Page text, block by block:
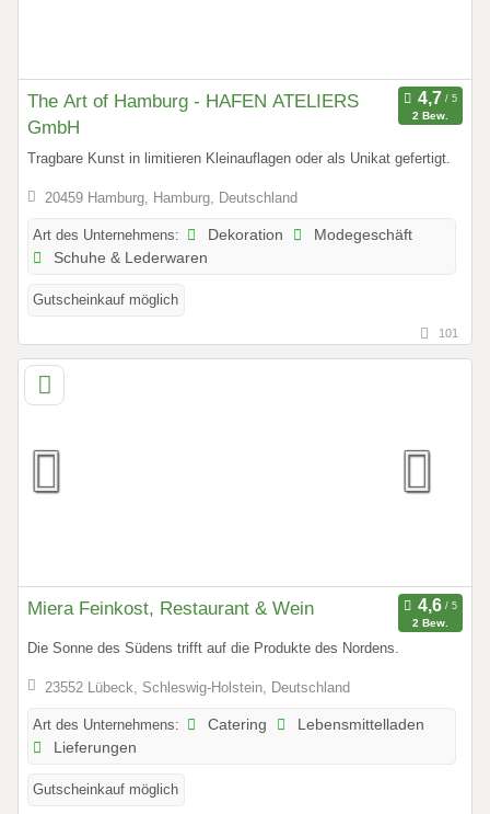
The Art of Hamburg - HAFEN ATELIERS
GmbH
2 Bew.
Tragbare Kunst in limitieren Kleinauflagen oder als Unikat gefertigt.
20459 Hamburg, Hamburg, Deutschland
Art des Unternehmens: Dekoration
Modegeschäft
Schuhe & Lederwaren
Gutscheinkauf möglich
101
Miera Feinkost, Restaurant & Wein
2 Bew.
Die Sonne des Südens trifft auf die Produkte des Nordens.
23552 Lübeck, Schleswig-Holstein, Deutschland
Art des Unternehmens: Catering
Lebensmittelladen
Lieferungen
Gutscheinkauf möglich